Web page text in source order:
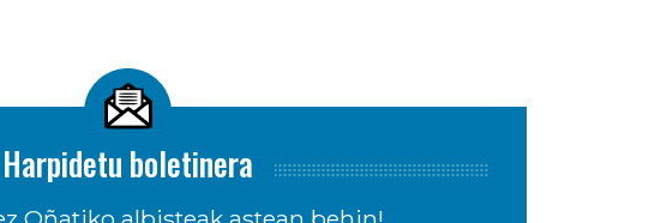
Harpidetu boletinera